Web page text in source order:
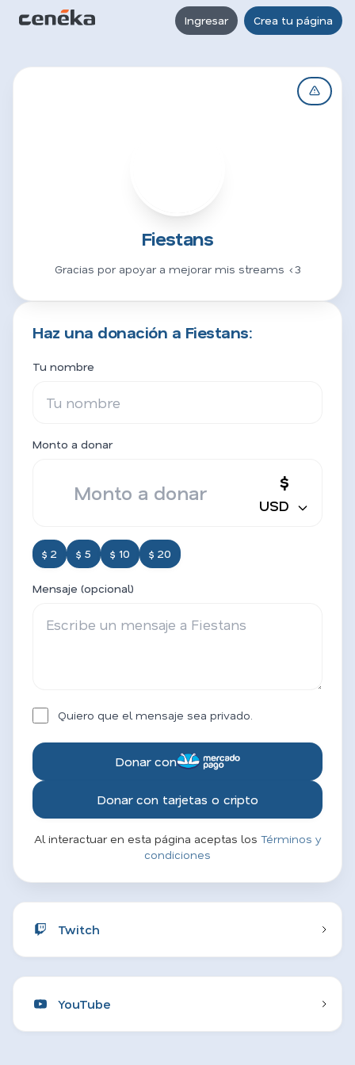
Ingresar Crea tu página
Fiestans
Gracias por apoyar a mejorar mis streams <3
Haz una donación a Fiestans:
Tu nombre
Monto a donar
$
USD
$ 2 $ 5 $ 10 $ 20
Mensaje (opcional)
Quiero que el mensaje sea privado.
Donar con
Donar con tarjetas o cripto
Al interactuar en esta página aceptas los Términos y
condiciones
Twitch
YouTube